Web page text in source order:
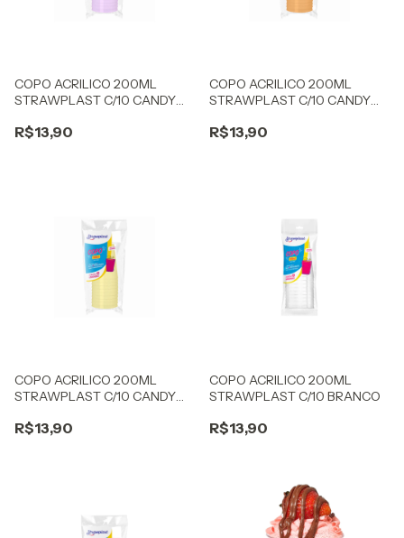
COPO ACRILICO 200ML
STRAWPLAST C/10 CANDY
R$13,90
COPO ACRILICO 200ML
STRAWPLAST C/10 CANDY
R$13,90
COPO ACRILICO 200ML
STRAWPLAST C/10 CANDY
R$13,90
COPO ACRILICO 200ML
STRAWPLAST C/10 BRANCO
R$13,90